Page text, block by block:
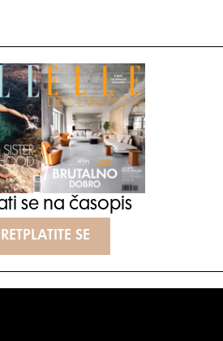
se na časopis
SE